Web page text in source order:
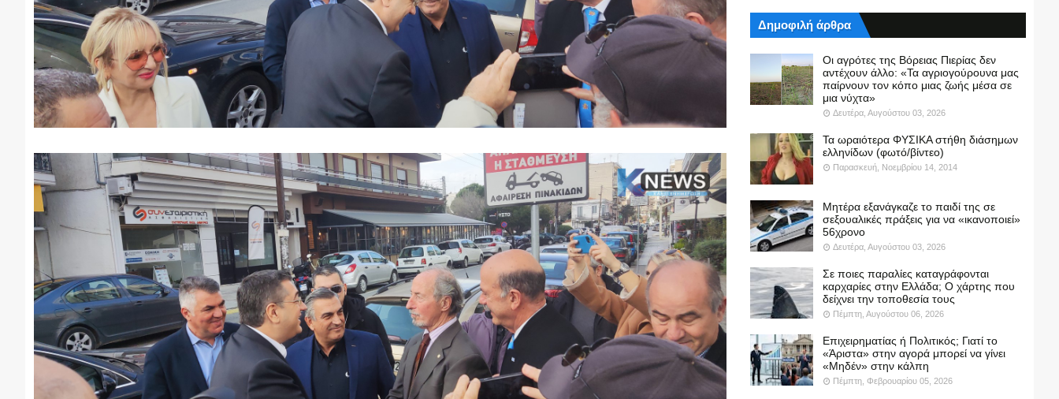
Δημοφιλή άρθρα
Οι αγρότες της Βόρειας Πιερίας δεν
αντέχουν άλλο: «Τα αγριογούρουνα μας
παίρνουν τον κόπο μιας ζωής μέσα σε
μια νύχτα»
Δευτέρα, Αυγούστου 03, 2026
Τα ωραιότερα ΦΥΣΙΚΑ στήθη διάσημων
ελληνίδων (φωτό/βίντεο)
Παρασκευή, Νοεμβρίου 14, 2014
Μητέρα εξανάγκαζε το παιδί της σε
σεξουαλικές πράξεις για να «ικανοποιεί»
56χρονο
Δευτέρα, Αυγούστου 03, 2026
Σε ποιες παραλίες καταγράφονται
καρχαρίες στην Ελλάδα; Ο χάρτης που
δείχνει την τοποθεσία τους
Πέμπτη, Αυγούστου 06, 2026
Επιχειρηματίας ή Πολιτικός; Γιατί το
«Άριστα» στην αγορά μπορεί να γίνει
«Μηδέν» στην κάλπη
Πέμπτη, Φεβρουαρίου 05, 2026